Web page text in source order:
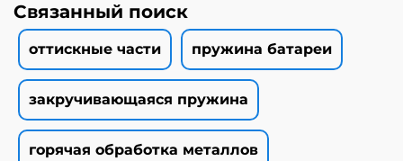
Связанный поиск
оттискные части пружина батареи
закручивающаяся пружина
горячая обработка металлов